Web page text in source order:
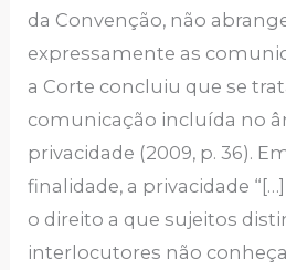
da Convenção, não
expressamente as
a Corte concluiu que se
comunicação incluída no
privacidade (2009, p. 36).
finalidade, a privacidade
o direito a que sujeitos
interlocutores não